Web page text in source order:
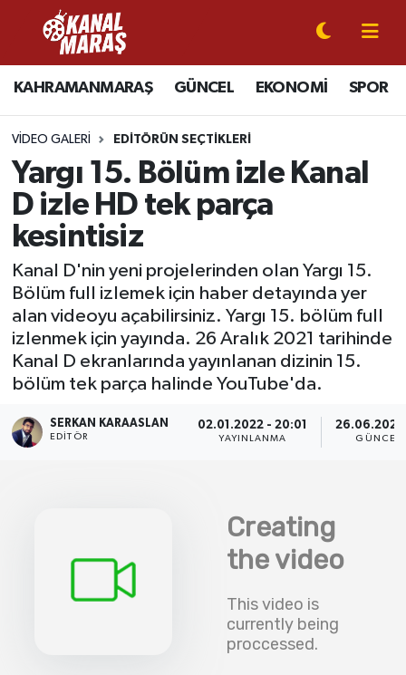
KAHRAMANMARAŞ GÜNCEL EKONOMİ SPOR
VIDEO GALERI EDITÖRÜN SEÇTIKLERI
Yargı 15. Bölüm izle Kanal
D izle HD tek parça
kesintisiz
Kanal D'nin yeni projelerinden olan Yargı 15.
Bölüm full izlemek için haber detayında yer
alan videoyu açabilirsiniz. Yargı 15. bölüm full
izlenmek için yayında. 26 Aralık 2021 tarihinde
Kanal D ekranlarında yayınlanan dizinin 15.
bölüm tek parça halinde YouTube'da.
SERKAN KARAASLAN
EDITÖR
02.01.2022 - 20:01
YAYINLANMA
26.06.2026
CANLI YAYIN
KAHRAMANMARAŞ
GÜNCEL
SPOR
EKONOMİ
GÜNDEM
MAGAZİN
SAĞLIK
Kahramanmaraş Nöbetçi Eczaneler
Kahramanmaraş Hava Durumu
Kahramanmaraş Namaz Vakitleri
Kahramanmaraş Trafik Yoğunluk Haritası
Tüm Manşetler
Son Dakika Haberleri
Haber Arşivi